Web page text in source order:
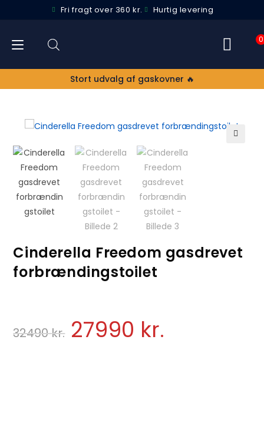
Fri fragt over 360 kr. Hurtig levering
0
Stort udvalg af gaskovner 🔥
Cinderella Freedom gasdrevet
forbrændingstoilet
32490kr. 27990 kr.